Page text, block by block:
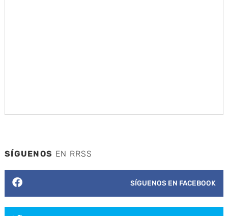
SÍGUENOS EN RRSS
SÍGUENOS EN FACEBOOK